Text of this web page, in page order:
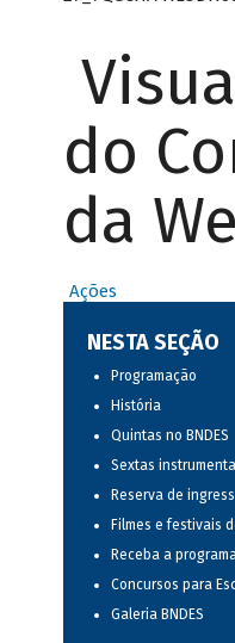
do
da
Ações
NESTA SEÇÃO
Programação
História
Quintas no BNDES
Sextas
Reserva de
Filmes e festivais
Receba a
Concursos para
Galeria BNDES